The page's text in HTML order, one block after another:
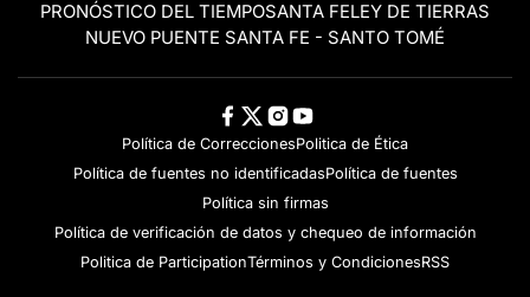
PRONÓSTICO DEL TIEMPOSANTA FELEY DE TIERRAS
NUEVO PUENTE SANTA FE - SANTO TOMÉ
Política de CorreccionesPolitica de Ética
Política de fuentes no identificadasPolítica de fuentes
Política sin firmas
Política de verificación de datos y chequeo de información
Politica de ParticipationTérminos y CondicionesRSS